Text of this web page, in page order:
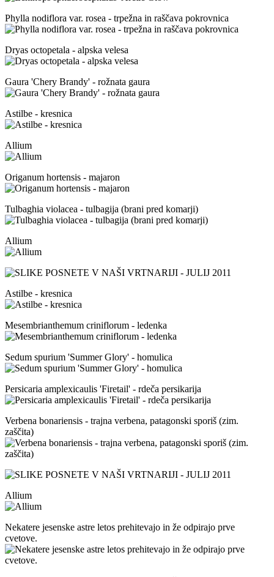
Phylla nodiflora var. rosea - trpežna in raščava pokrovnica
Dryas octopetala - alpska velesa
Gaura 'Chery Brandy' - rožnata gaura
Astilbe - kresnica
Allium
Origanum hortensis - majaron
Tulbaghia violacea - tulbagija (brani pred komarji)
Allium
Astilbe - kresnica
Mesembrianthemum criniflorum - ledenka
Sedum spurium 'Summer Glory' - homulica
Persicaria amplexicaulis 'Firetail' - rdeča persikarija
Verbena bonariensis - trajna verbena, patagonski sporiš (zim.
zaščita)
Allium
Nekatere jesenske astre letos prehitevajo in že odpirajo prve
cvetove.